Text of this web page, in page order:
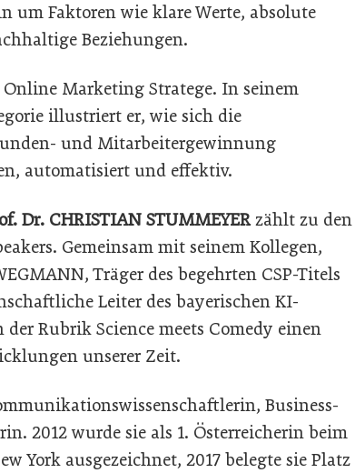
um Faktoren wie klare Werte, absolute
Beziehungen.
Marketing Stratege. In seinem
illustriert er, wie sich die
und Mitarbeitergewinnung
automatisiert und effektiv.
Dr. CHRISTIAN STUMMEYERzählt zu den
Gemeinsam mit seinem Kollegen,
Träger des begehrten CSP-Titels
Leiter des bayerischen KI-
Rubrik Science meets Comedy einen
unserer Zeit.
Business-
2012 wurde sie als 1. Österreicherin beim
York ausgezeichnet, 2017 belegte sie Platz